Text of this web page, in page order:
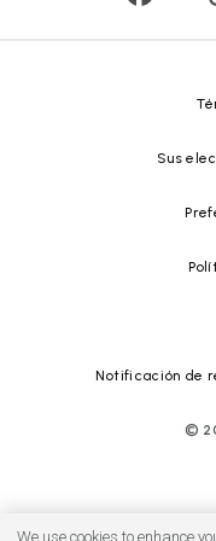
Safelite Foundation
Sus
Notificación de
©
We use cookies to enhance